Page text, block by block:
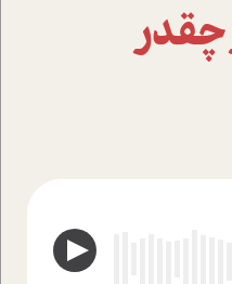
چقدر